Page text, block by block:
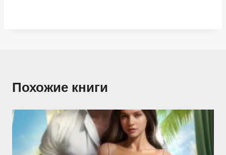
Похожие книги